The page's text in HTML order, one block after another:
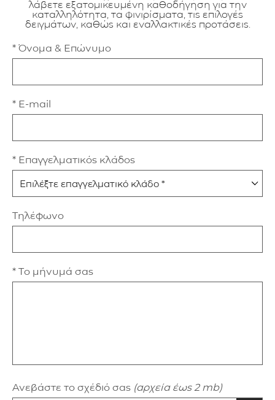
λάβετε εξατομικευμένη καθοδήγηση για την
καταλληλότητα, τα φινιρίσματα, τις επιλογές
δειγμάτων, καθώς και εναλλακτικές προτάσεις.
* Όνομα & Επώνυμο
* E-mail
* Επαγγελματικός κλάδος
Τηλέφωνο
* Το μήνυμά σας
Ανεβάστε το σχέδιό σας (αρχεία έως 2 mb)